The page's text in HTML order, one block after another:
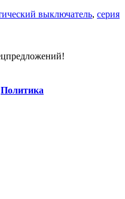
выключатель, серия
Политика